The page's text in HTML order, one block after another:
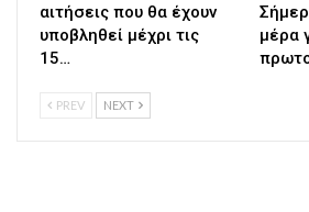
αιτήσεις που θα έχουν
υποβληθεί μέχρι τις
15…
μέρα
PREV NEXT